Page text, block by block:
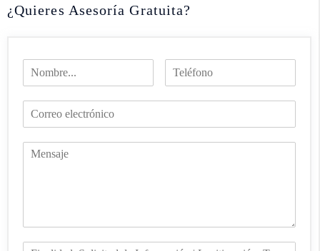
¿Quieres Asesoría Gratuita?